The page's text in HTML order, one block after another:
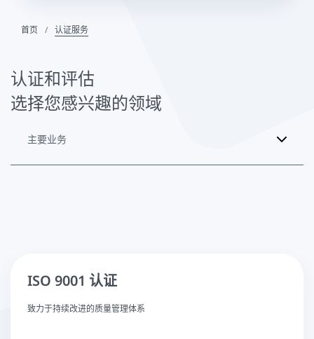
首页 认证服务
认证和评估
选择您感兴趣的领域
主要业务
ISO 9001 认证
致力于持续改进的质量管理体系